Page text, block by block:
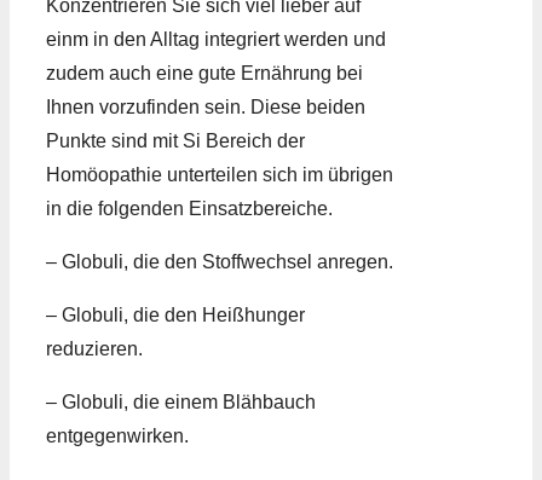
Konzentrieren Sie sich viel lieber auf
einm in den Alltag integriert werden und
zudem auch eine gute Ernährung bei
Ihnen vorzufinden sein. Diese beiden
Punkte sind mit Si Bereich der
Homöopathie unterteilen sich im übrigen
in die folgenden Einsatzbereiche.
– Globuli, die den Stoffwechsel anregen.
– Globuli, die den Heißhunger
reduzieren.
– Globuli, die einem Blähbauch
entgegenwirken.